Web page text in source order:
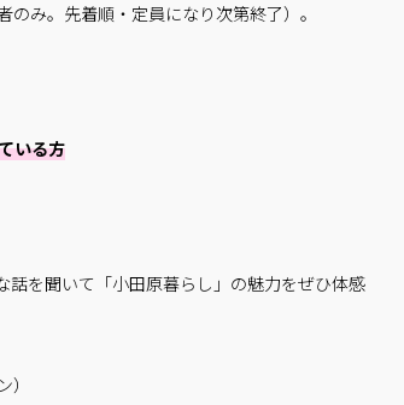
み。先着順・定員になり次第終了）。
いる方
を聞いて「小田原暮らし」の魅力をぜひ体感